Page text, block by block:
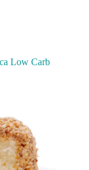
Low Carb